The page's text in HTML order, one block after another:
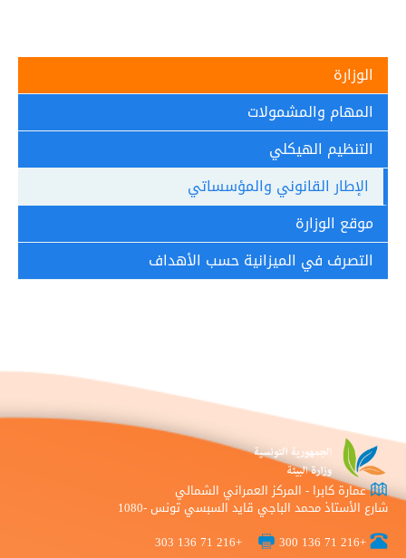
الوزارة
المهام والمشمولات
التنظيم الهيكلي
الإطار القانوني والمؤسساتي
موقع الوزارة
التصرف في الميزانية حسب الأهداف
عمارة كابرا - المركز العمراني الشمالي
شارع الأستاذ محمد الباجي قايد السبسي تونس -1080
+216 71 136 300
+216 71 136 303